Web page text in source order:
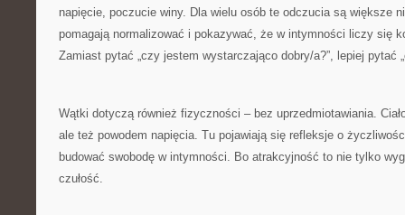
napięcie, poczucie winy. Dla wielu osób te odczucia są większe
pomagają normalizować i pokazywać, że w intymności liczy się
Zamiast pytać „czy jestem wystarczająco dobry/a?”, lepiej pytać
Wątki dotyczą również fizyczności – bez uprzedmiotawiania.
ale też powodem napięcia. Tu pojawiają się refleksje o
budować swobodę w intymności. Bo atrakcyjność to nie tylko
czułość.